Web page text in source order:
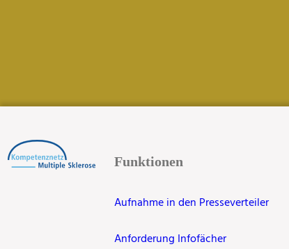
Funktionen
Aufnahme in den Presseverteiler
Anforderung Infofächer